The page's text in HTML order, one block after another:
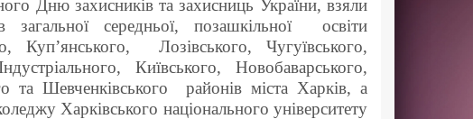
Дню захисників та захисниць України, взяли
загальної середньої, позашкільної освіти
Куп’янського, Лозівського, Чугуївського,
Київського, Новобаварського,
та Шевченківського районів міста Харків, а
Харківського національного університету